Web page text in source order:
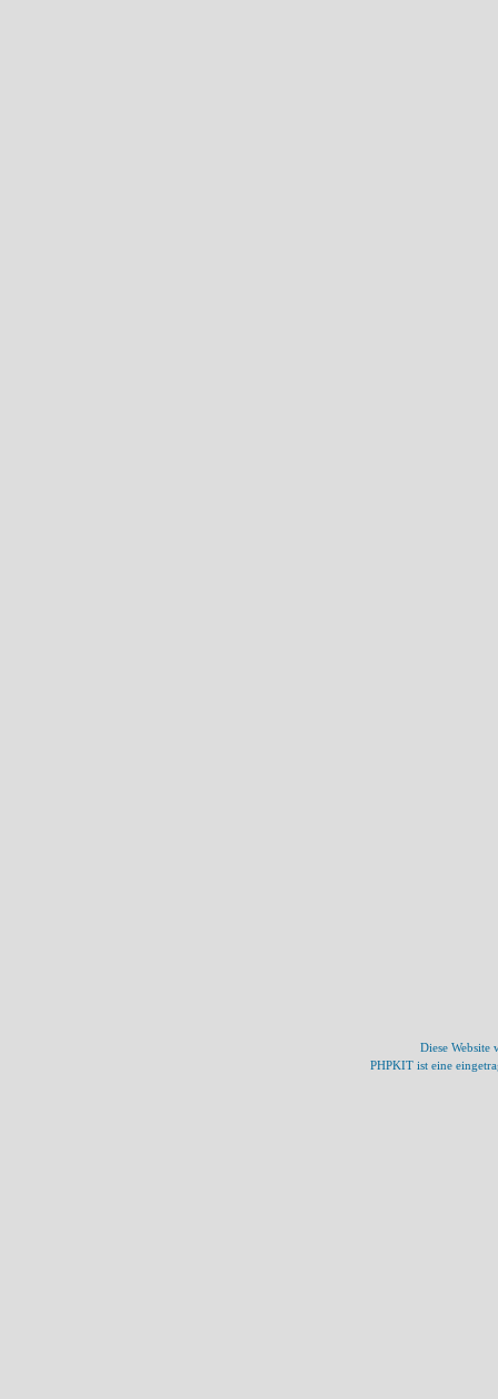
Diese Website
PHPKIT ist eine